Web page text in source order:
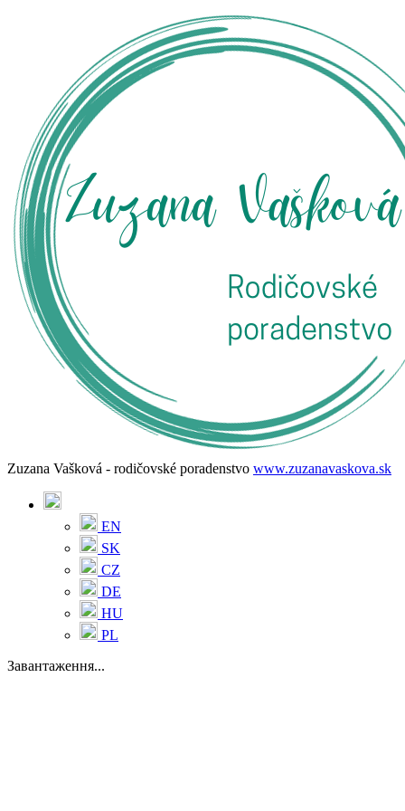
Zuzana Vašková - rodičovské poradenstvo www.zuzanavaskova.sk
EN
SK
CZ
DE
HU
PL
Завантаження...